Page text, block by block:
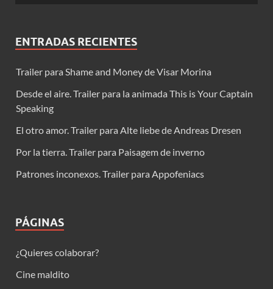
ENTRADAS RECIENTES
Trailer para Shame and Money de Visar Morina
Desde el aire. Trailer para la animada This is Your Captain
Speaking
El otro amor. Trailer para Alte liebe de Andreas Dresen
Por la tierra. Trailer para Paisagem de inverno
Patrones inconexos. Trailer para Appofeniacs
PÁGINAS
¿Quieres colaborar?
Cine maldito